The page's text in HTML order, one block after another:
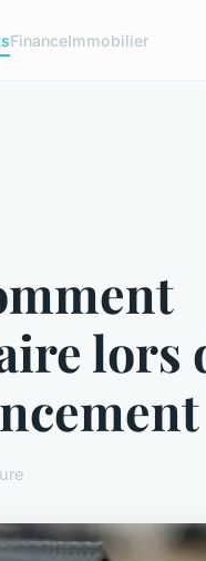
FinanceImmobilier
lors